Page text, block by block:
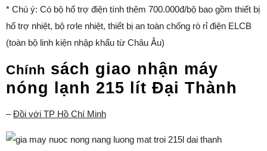
* Chú ý: Có bộ hổ trợ điện tính thêm 700.000đ/bộ bao gồm thiết bị
hổ trợ nhiệt, bộ rơle nhiệt, thiết bị an toàn chống rò rỉ điện ELCB
(toàn bộ linh kiện nhập khẩu từ Châu Âu)
Chính sách giao nhận máy
nóng lạnh 215 lít Đại Thành
–Đồi với TP Hồ Chí Minh